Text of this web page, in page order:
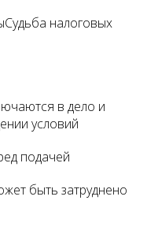
налоговых
в дело и
условий
подачей
быть затруднено